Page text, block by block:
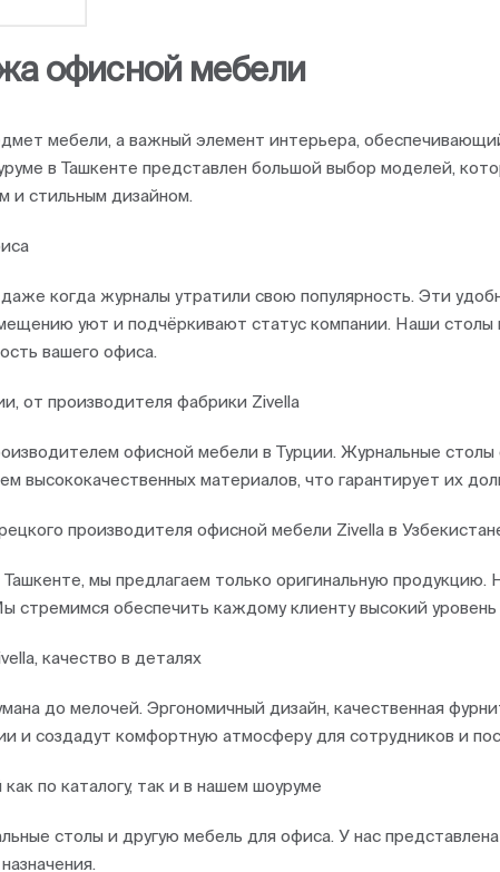
офисной мебели
мебели, а важный элемент интерьера,
в Ташкенте представлен большой выбор моделей,
и стильным дизайном.
когда журналы утратили свою популярность. Эти
уют и подчёркивают статус компании. Наши столы
вашего офиса.
от производителя фабрики Zivella
офисной мебели в Турции. Журнальные столы
высококачественных материалов, что гарантирует их
производителя офисной мебели Zivella в
мы предлагаем только оригинальную
стремимся обеспечить каждому клиенту высокий
качество в деталях
до мелочей. Эргономичный дизайн, качественная
и создадут комфортную атмосферу для сотрудников и
по каталогу, так и в нашем шоуруме
столы и другую мебель для офиса. У нас